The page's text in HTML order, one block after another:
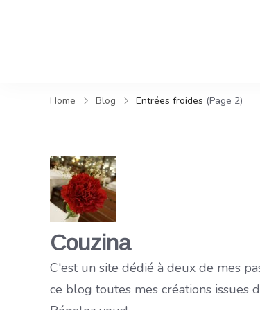
Home Blog Entrées froides (Page 2)
Couzina
C'est un site dédié à deux de mes
ce blog toutes mes créations issues